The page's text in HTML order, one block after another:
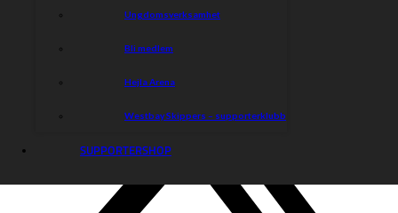
Ungdomsverksamhet
Bli medlem
Hejla Arena
Westbay Skippers – supporterklubb
SUPPORTERSHOP